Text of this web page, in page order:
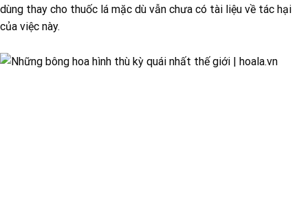
dùng thay cho thuốc lá mặc dù vẫn chưa có tài liệu về tác hại
của việc này.